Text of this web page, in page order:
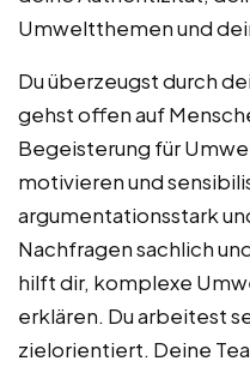
Umweltthemen und
Du überzeugst durch
gehst offen auf
Begeisterung für
motivieren und
argumentationsstark
Nachfragen sachlich
hilft dir, komplexe
erklären. Du arbeitest
zielorientiert. Deine